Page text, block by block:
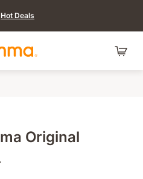
Hot Deals
Original